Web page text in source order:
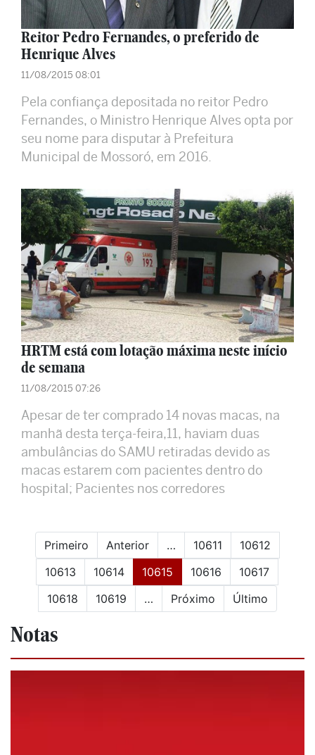
Reitor Pedro Fernandes, o preferido de
Henrique Alves
11/08/2015 08:01
Pela confiança depositada no reitor Pedro
Fernandes, o Ministro Henrique Alves opta por
seu nome para disputar à Prefeitura
Municipal de Mossoró, em 2016.
HRTM está com lotação máxima neste início
de semana
11/08/2015 07:26
Apesar de ter comprado 14 novas macas, na
manhã desta terça-feira,11, haviam duas
ambulâncias do SAMU retiradas devido as
macas estarem com pacientes dentro do
hospital; Pacientes nos corredores
Primeiro Anterior … 10611
10612
10613
10614 10615 (current)
10616
10617
10618
10619 … Próximo Último
Notas